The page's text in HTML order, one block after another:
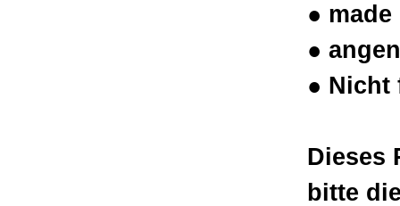
●
●
● Nicht
Dieses
bitte